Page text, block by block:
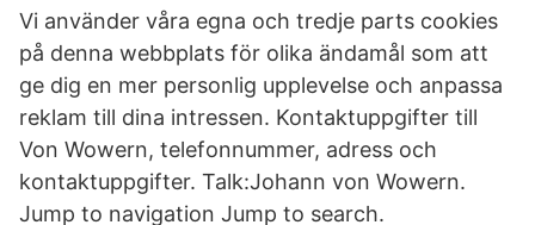
Vi använder våra egna och tredje parts cookies
på denna webbplats för olika ändamål som att
ge dig en mer personlig upplevelse och anpassa
reklam till dina intressen. Kontaktuppgifter till
Von Wowern, telefonnummer, adress och
kontaktuppgifter. Talk:Johann von Wowern.
Jump to navigation Jump to search.